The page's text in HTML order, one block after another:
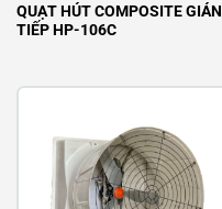
QUẠT HÚT COMPOSITE GIÁN
TIẾP HP-106C